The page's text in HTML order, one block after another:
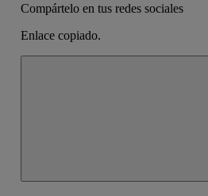
Compártelo en tus redes sociales
Enlace copiado.